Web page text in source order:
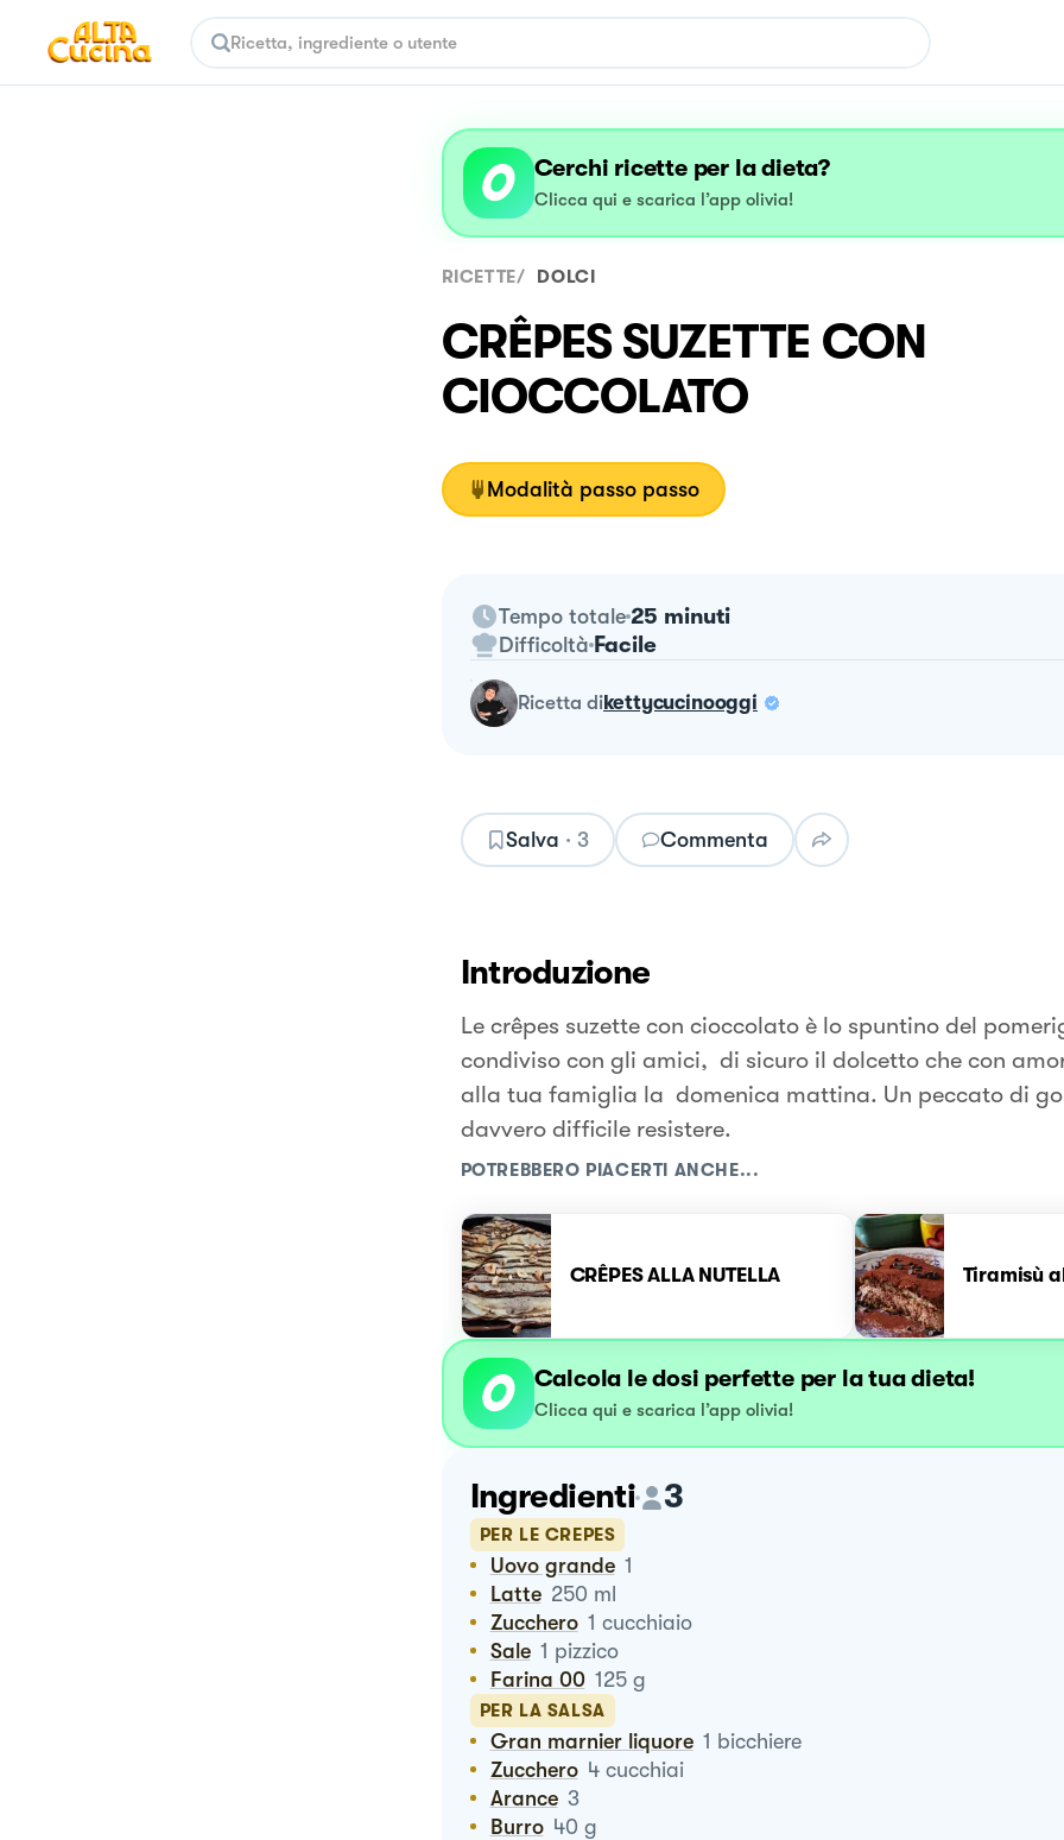
Cerchi ricette per la dieta?
Clicca qui e scarica l’app olivia!
RICETTE/ DOLCI
CRÊPES SUZETTE CON
CIOCCOLATO
Modalità passo passo
Tempo totale 25 minuti
Difficoltà Facile
ricetta dikettycucinooggi
Salva · 3 Commenta
Introduzione
Le crêpes suzette con cioccolato è lo spuntino del
condiviso con gli amici, di sicuro il dolcetto che con
alla tua famiglia la domenica mattina. Un peccato di
davvero difficile resistere.
POTREBBERO PIACERTI ANCHE...
CRÊPES ALLA NUTELLA Tiramisù
Calcola le dosi perfette per la tua dieta!
Clicca qui e scarica l’app olivia!
Ingredienti 3
PER LE CREPES
Uovo grande 1
Latte 250 ml
Zucchero 1 cucchiaio
Sale 1 pizzico
Farina 00 125 g
PER LA SALSA
Gran marnier liquore 1 bicchiere
Zucchero 4 cucchiai
Arance 3
Burro 40 g